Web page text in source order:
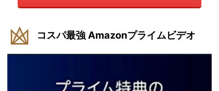
コスパ最強 Amazonプライムビデオ